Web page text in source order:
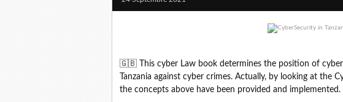
🇬🇧 This cyber Law book determines the position of
Tanzania against cyber crimes. Actually, by looking at the
the concepts above have been provided and implemented.